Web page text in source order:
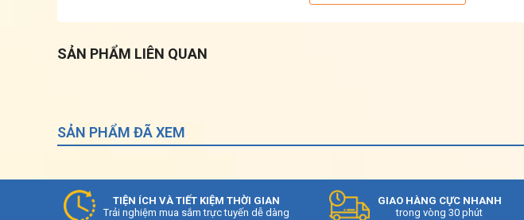
SẢN PHẨM LIÊN QUAN
SẢN PHẨM ĐÃ XEM
TIỆN ÍCH VÀ TIẾT KIỆM THỜI GIAN
Trải nghiệm mua sắm trực tuyến dễ dàng
GIAO HÀNG CỰC NHANH
trong vòng 30 phút